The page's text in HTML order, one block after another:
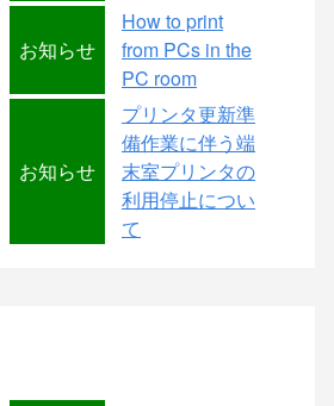
お知らせ
How to print
from PCs in the
PC room
お知らせ
プリンタ更新準
備作業に伴う端
末室プリンタの
利用停止につい
て